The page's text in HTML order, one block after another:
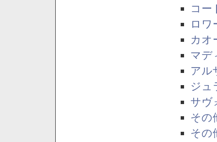
コー
ロワ
カオ
マデ
アル
ジュ
サヴ
その
その